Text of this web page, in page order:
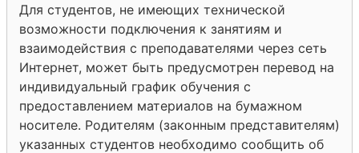
Для студентов, не имеющих технической
возможности подключения к занятиям и
взаимодействия с преподавателями через сеть
Интернет, может быть предусмотрен перевод на
индивидуальный график обучения с
предоставлением материалов на бумажном
носителе. Родителям (законным представителям)
указанных студентов необходимо сообщить об